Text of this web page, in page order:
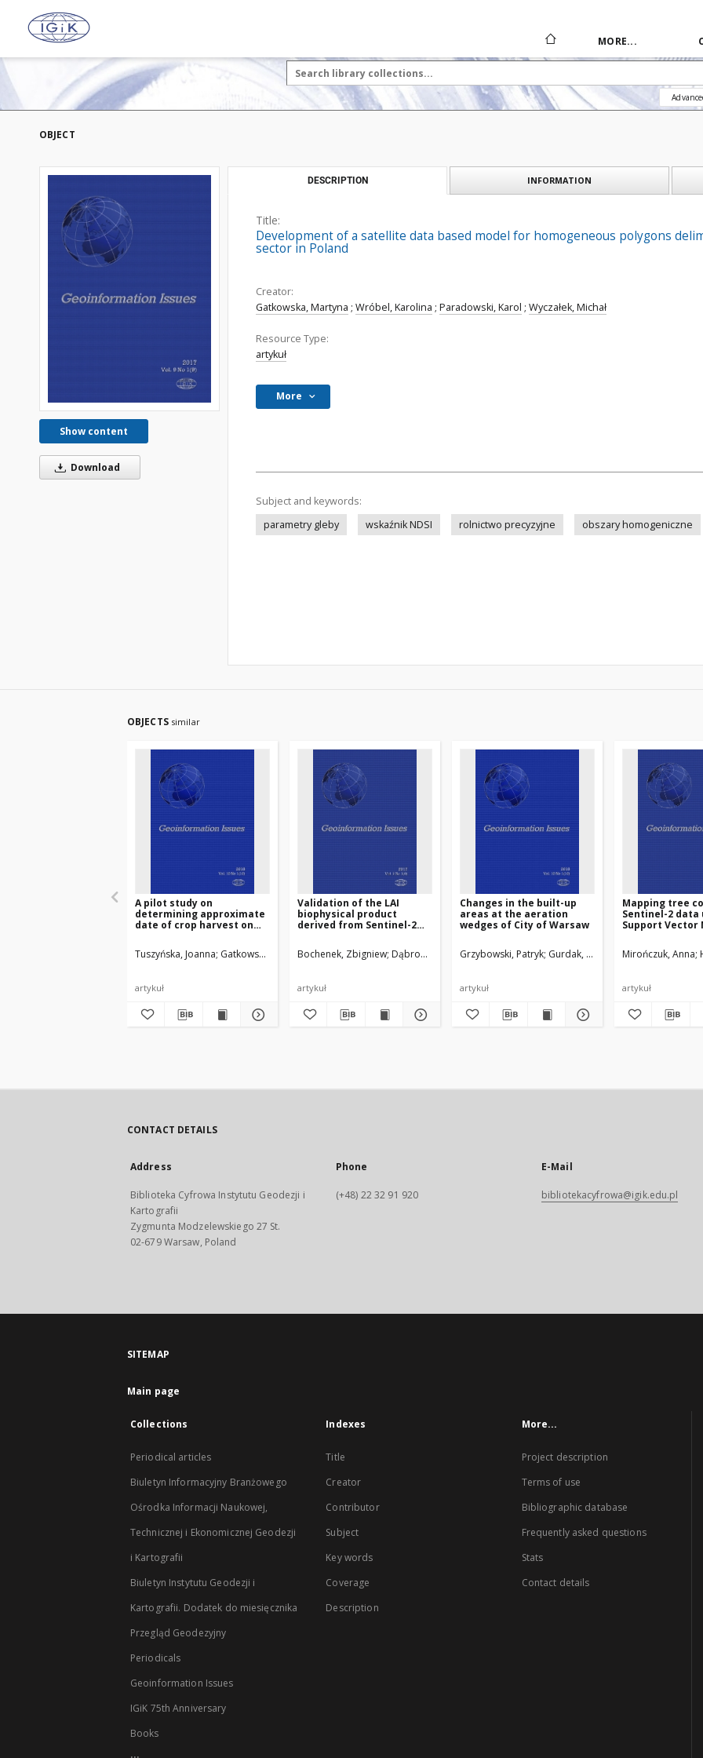
MORE...
OBJECT
Show content
Download
DESCRIPTION INFORMATION
Title:
Development of a satellite data based model for homogeneous polygons
sector in Poland
Creator:
Gatkowska, Martyna ; Wróbel, Karolina ; Paradowski, Karol ; Wyczałek, Michał
Resource Type:
artykuł
More
Subject and keywords:
parametry gleby
wskaźnik NDSI rolnictwo precyzyjne obszary homogeniczne
OBJECTS similar
A pilot study on
determining approximate
date of crop harvest on
satellite imagery
Tuszyńska, Joanna Gatkowska, Martyna Wróbel, Karolina Jagiełło, Katarzyna
artykuł
Validation of the LAI
biophysical product
derived from Sentinel-2
winter wheat in western
Poland
Bochenek, Zbigniew Dąbrowska-Zielińska, Katarzyna Gurdak, Radosław Niro, Fabrizio
artykuł
Changes in the built-up
areas at the aeration
wedges of City of Warsaw
Grzybowski, Patryk Gurdak, Radosław
artykuł
Mapping tree
Sentinel-2 data
Support Vector
Mirończuk, Anna
artykuł
CONTACT DETAILS
Address
Biblioteka Cyfrowa Instytutu Geodezji i
Kartografii
Zygmunta Modzelewskiego 27 St.
02-679 Warsaw, Poland
Phone
(+48) 22 32 91 920
E-Mail
bibliotekacyfrowa@igik.edu.pl
SITEMAP
Main page
Collections
Periodical articles
Biuletyn Informacyjny Branżowego
Ośrodka Informacji Naukowej,
Technicznej i Ekonomicznej Geodezji
i Kartografii
Biuletyn Instytutu Geodezji i
Kartografii. Dodatek do miesięcznika
Przegląd Geodezyjny
Periodicals
Geoinformation Issues
IGiK 75th Anniversary
Books
...
Indexes
Title
Creator
Contributor
Subject
Key words
Coverage
Description
More...
Project description
Terms of use
Bibliographic database
Frequently asked questions
Stats
Contact details